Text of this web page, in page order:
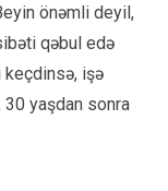
önəmli deyil,
qəbul edə
keçdinsə, işə
30 yaşdan sonra